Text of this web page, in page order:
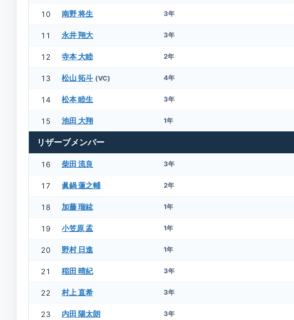
10 南野 将生 3年
11 永井 翔大 3年
12 寺本 大睦 2年
13 松山 拓斗 (VC) 4年
14 松本 睦生 3年
15 池田 大翔 1年
リザーブメンバー
16 柴田 流良 3年
17 眞鍋 蓮之輔 2年
18 加藤 瑠絃 1年
19 小笠原 孟 1年
20 野村 日進 1年
21 稲田 晴紀 3年
22 村上 直希 3年
23 内田 陽太朗 3年